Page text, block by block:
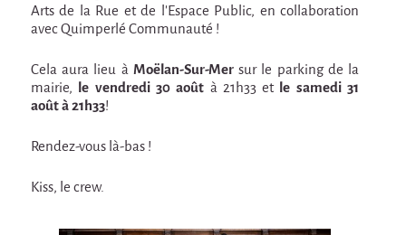
Sans-Culotte
En création
Espèce d'idiot
Il va pleuvoir
HIKI
HIKI
Arts de la Rue et de l'Espace Public, en collaboration
avec Quimperlé Communauté !
Cela aura lieu à Moëlan-Sur-Mersur le parking de la
mairie, le vendredi 30 août à 21h33 et le samedi 31
août à 21h33!
Rendez-vous là-bas !
Kiss, le crew.